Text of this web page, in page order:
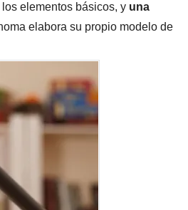
elementos básicos, y una
elabora su propio modelo de